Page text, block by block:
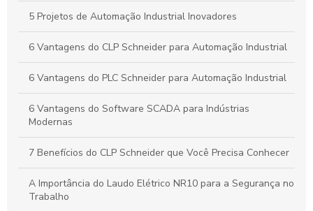
5 Projetos de Automação Industrial Inovadores
6 Vantagens do CLP Schneider para Automação Industrial
6 Vantagens do PLC Schneider para Automação Industrial
6 Vantagens do Software SCADA para Indústrias
Modernas
7 Benefícios do CLP Schneider que Você Precisa Conhecer
A Importância do Laudo Elétrico NR10 para a Segurança no
Trabalho